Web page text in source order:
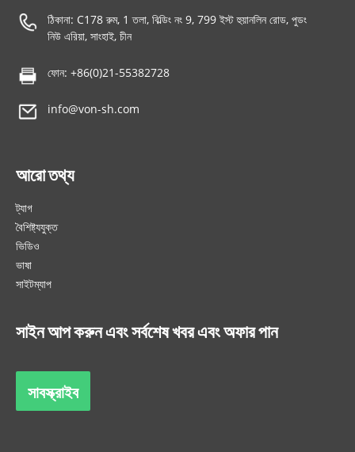
ঠিকানা: C178 রুম, 1 তলা, বিল্ডিং নং 9, 799 ইস্ট হুয়ানলিন রোড, পুডং
নিউ এরিয়া, সাংহাই, চীন
ফোন: +86(0)21-55382728
info@von-sh.com
আরো তথ্য
ট্যাগ
বৈশিষ্ট্যযুক্ত
ভিডিও
ভাষা
সাইটম্যাপ
সাইন আপ করুন এবং সর্বশেষ খবর এবং অফার পান
সাবস্ক্রাইব